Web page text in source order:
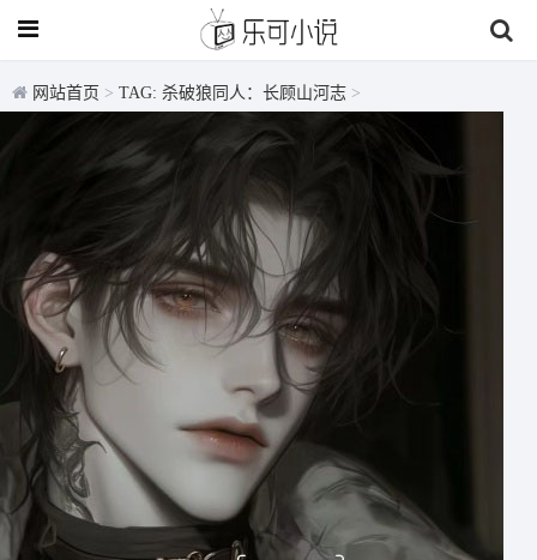
网站首页 > TAG: 杀破狼同人：长顾山河志 >